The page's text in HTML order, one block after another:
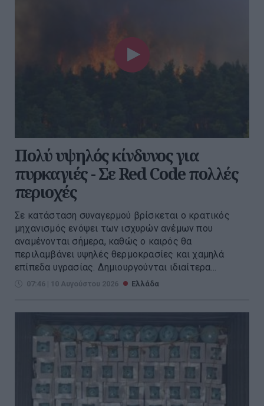
Πολύ υψηλός κίνδυνος για
πυρκαγιές - Σε Red Code πολλές
περιοχές
Σε κατάσταση συναγερμού βρίσκεται ο κρατικός
μηχανισμός ενόψει των ισχυρών ανέμων που
αναμένονται σήμερα, καθώς ο καιρός θα
περιλαμβάνει υψηλές θερμοκρασίες και χαμηλά
επίπεδα υγρασίας. Δημιουργούνται ιδιαίτερα...
07:46 | 10 Αυγούστου 2026 Ελλάδα